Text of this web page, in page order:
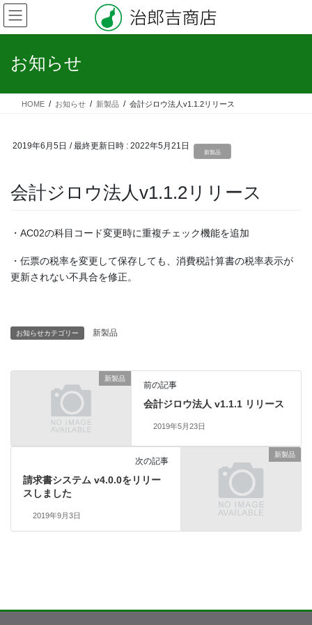
コ
ン
テ
ス
ナ
ビ
ゲ
ン
お知らせ
HOME お知らせ 新製品 会計ジロウ法人v1.1.2リリース
2019年6月5日 / 最終更新日時 : 2022年5月21日
新製品
会計ジロウ法人v1.1.2リリース
・AC02の科目コード変更時に重複チェック機能を追加
・伝票の税率を変更して保存しても、消費税計算書の税率表示が
更新されない不具合を修正。
お知らせカテゴリー 新製品
新製品
前の記事
会計ジロウ法人 v1.1.1 リリース
2019年5月23日
新製品
次の記事
請求書システム v4.0.0をリリー
スしました
2019年9月3日